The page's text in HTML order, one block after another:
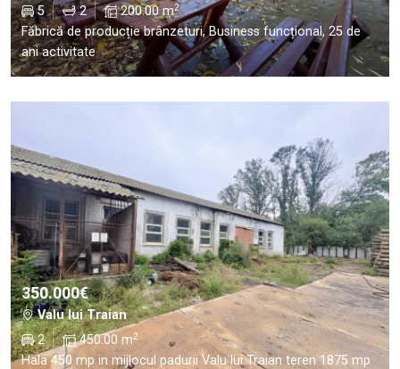
5
2 200.00 m2
Făbrică de producție brânzeturi, Business funcțional, 25 de
ani activitate
350.000€
Valu lui Traian
2
450.00 m2
Hala 450 mp in mijlocul padurii Valu lui Traian teren 1875 mp